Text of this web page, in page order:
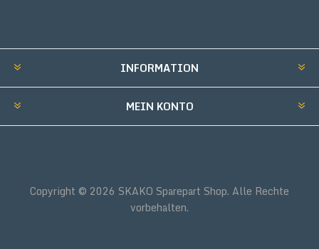
INFORMATION
MEIN KONTO
Copyright © 2026 SKAKO Sparepart Shop. Alle Rechte
vorbehalten.